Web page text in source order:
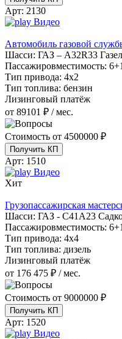
Арт: 2130
Видео
Автомобиль газовой
Шасси: ГАЗ – A32R33
Пассажировместимость: 6+1
Тип привода: 4х2
Тип топлива: бензин
Лизинговый платёж
от 89101 ₽ / мес.
Стоимость от 4500000 ₽
Получить КП
Арт: 1510
Видео
Хит
Грузопассажирская
Шасси: ГАЗ - С41А23
Пассажировместимость: 6+1
Тип привода: 4х4
Тип топлива: дизель
Лизинговый платёж
от 176 475 ₽ / мес.
Стоимость от 9000000 ₽
Получить КП
Арт: 1520
Видео